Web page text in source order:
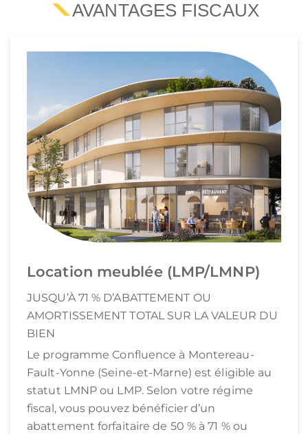
AVANTAGES FISCAUX
Location meublée (LMP/LMNP)
JUSQU’À 71 % D’ABATTEMENT OU
AMORTISSEMENT TOTAL SUR LA VALEUR DU
BIEN
Le programme Confluence à Montereau-
Fault-Yonne (Seine-et-Marne) est éligible au
statut LMNP ou LMP. Selon votre régime
fiscal, vous pouvez bénéficier d’un
abattement forfaitaire de 50 % à 71 % ou